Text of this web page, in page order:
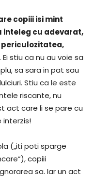
copiii isi mint
inteleg cu adevarat,
periculozitatea,
. Ei stiu ca nu au voie sa
sa sara in pat sau
Stiu ca le este
riscante, nu
act care li se pare cu
(„iti poti sparge
copiii
sa. Iar un act